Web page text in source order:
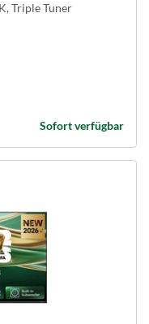
Triple Tuner
Sofort verfügbar